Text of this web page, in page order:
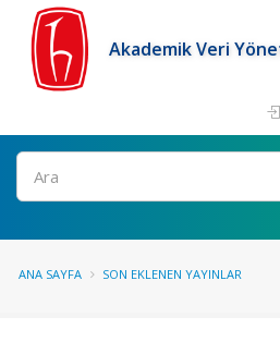
Akademik Veri
Ara
ANA SAYFA SON EKLENEN YAYINLAR